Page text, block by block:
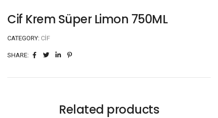
Cif Krem Süper Limon 750ML
CATEGORY: CIF
SHARE:
Related products